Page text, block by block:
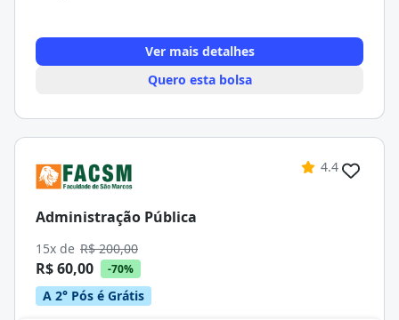
Ver mais detalhes
Quero esta bolsa
4.4
Administração Pública
15x de R$ 200,00
R$ 60,00 -70%
A 2° Pós é Grátis